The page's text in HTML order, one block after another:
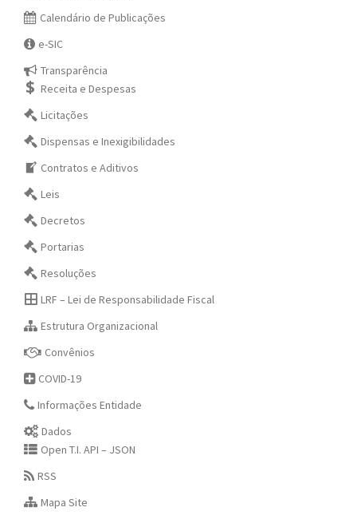
Calendário de Publicações
e-SIC
Transparência
Receita e Despesas
Licitações
Dispensas e Inexigibilidades
Contratos e Aditivos
Leis
Decretos
Portarias
Resoluções
LRF – Lei de Responsabilidade Fiscal
Estrutura Organizacional
Convênios
COVID-19
Informações Entidade
Dados
Open T.I. API – JSON
RSS
Mapa Site